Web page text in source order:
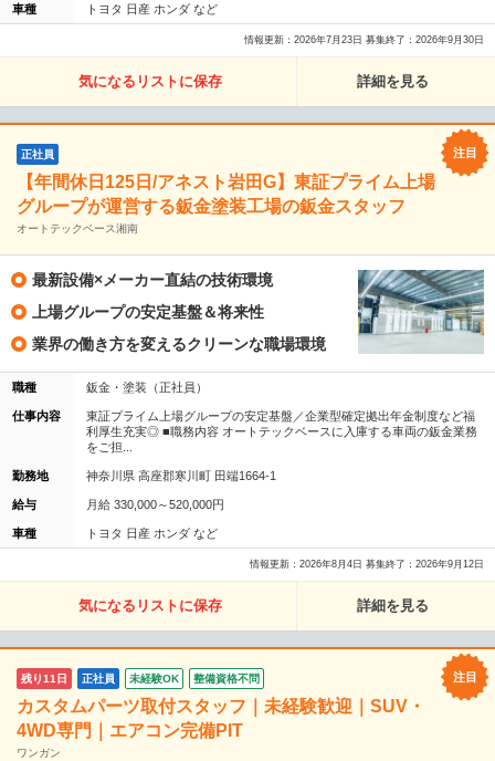
車種 トヨタ 日産 ホンダ など
情報更新：2026年7月23日 募集終了：2026年9月30日
気になるリストに保存 詳細を見る
正社員
【年間休日125日/アネスト岩田G】東証プライム上場
グループが運営する鈑金塗装工場の鈑金スタッフ
オートテックベース湘南
最新設備×メーカー直結の技術環境
上場グループの安定基盤＆将来性
業界の働き方を変えるクリーンな職場環境
職種 鈑金・塗装（正社員）
仕事内容
東証プライム上場グループの安定基盤／企業型確定拠出年金制度など福
利厚生充実◎ ■職務内容 オートテックベースに入庫する車両の鈑金業務
をご担...
勤務地 神奈川県 高座郡寒川町 田端1664-1
給与 月給 330,000～520,000円
車種 トヨタ 日産 ホンダ など
情報更新：2026年8月4日 募集終了：2026年9月12日
気になるリストに保存 詳細を見る
残り11日 正社員 未経験OK 整備資格不問
カスタムパーツ取付スタッフ｜未経験歓迎｜SUV・
4WD専門｜エアコン完備PIT
ワンガン